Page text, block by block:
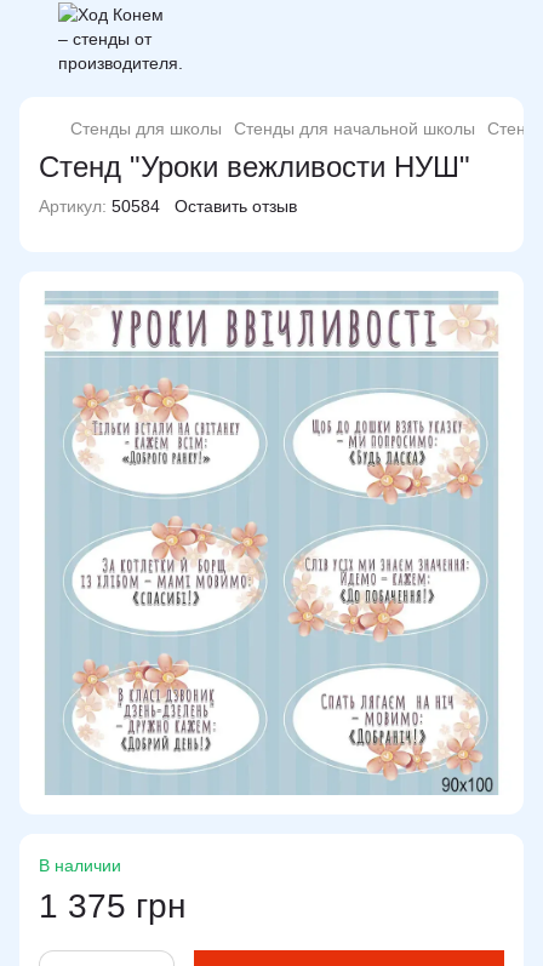
Стенды для школы Стенды для начальной школы Стенд
Стенд "Уроки вежливости НУШ"
Артикул: 50584 Оставить отзыв
В наличии
1 375 грн